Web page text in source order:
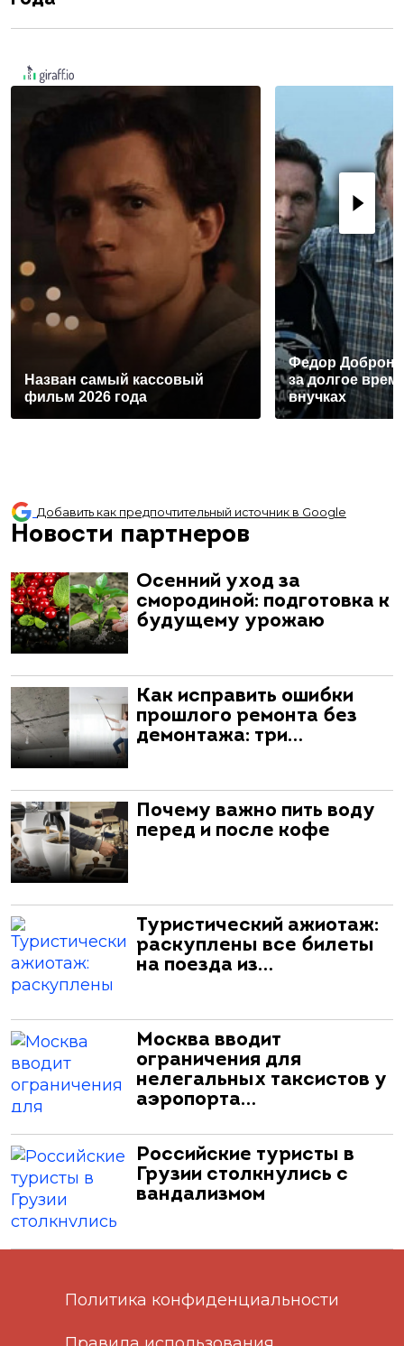
Назван самый кассовый
фильм 2026 года
Федор
за долгое
внучках
Добавить как предпочтительный источник в Google
Новости партнеров
Осенний уход за
смородиной: подготовка к
будущему урожаю
Как исправить ошибки
прошлого ремонта без
демонтажа: три…
Почему важно пить воду
перед и после кофе
Туристический ажиотаж:
раскуплены все билеты
на поезда из…
Москва вводит
ограничения для
нелегальных таксистов у
аэропорта…
Российские туристы в
Грузии столкнулись с
вандализмом
Политика конфиденциальности